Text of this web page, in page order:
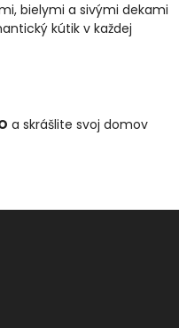
bielymi a sivými dekami
kútik v každej
a skrášlite svoj domov